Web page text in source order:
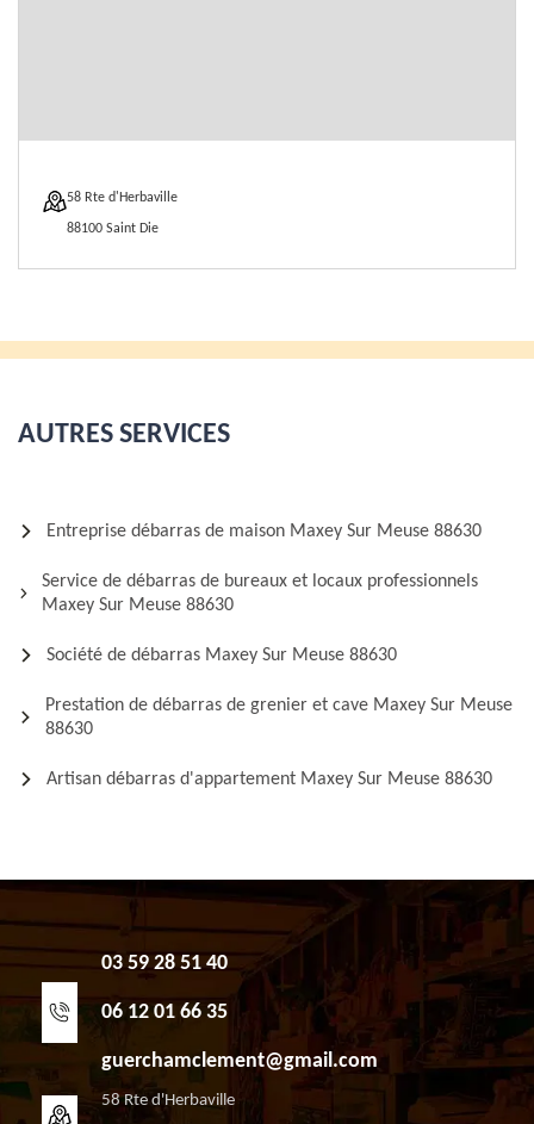
58 Rte d'Herbaville
88100 Saint Die
AUTRES SERVICES
Entreprise débarras de maison Maxey Sur Meuse 88630
Service de débarras de bureaux et locaux professionnels
Maxey Sur Meuse 88630
Société de débarras Maxey Sur Meuse 88630
Prestation de débarras de grenier et cave Maxey Sur Meuse
88630
Artisan débarras d'appartement Maxey Sur Meuse 88630
03 59 28 51 40
06 12 01 66 35
guerchamclement@gmail.com
58 Rte d'Herbaville